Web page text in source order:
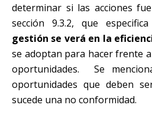
determinar si las acciones
sección 9.3.2, que
gestión se verá en la
se adoptan para hacer frente
oportunidades. Se
oportunidades que deben
sucede una no conformidad.